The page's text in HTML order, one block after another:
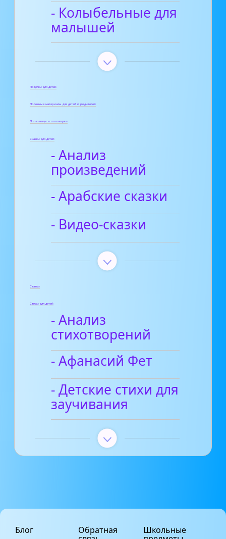
- Колыбельные для
малышей
Поделки для детей
Полезные материалы для детей и родителей
Пословицы и поговорки
Сказки для детей
- Анализ
произведений
- Арабские сказки
- Видео-сказки
Статьи
Стихи для детей
- Анализ
стихотворений
- Афанасий Фет
- Детские стихи для
заучивания
Блог Обратная Школьные